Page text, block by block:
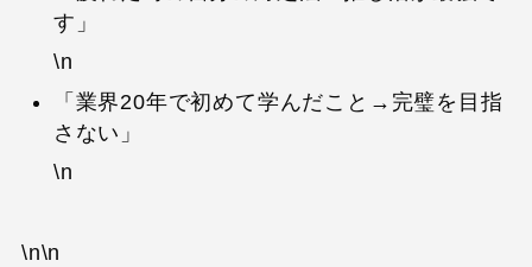
す」
\n
「業界20年で初めて学んだこと→完璧を目指
さない」
\n
\n\n